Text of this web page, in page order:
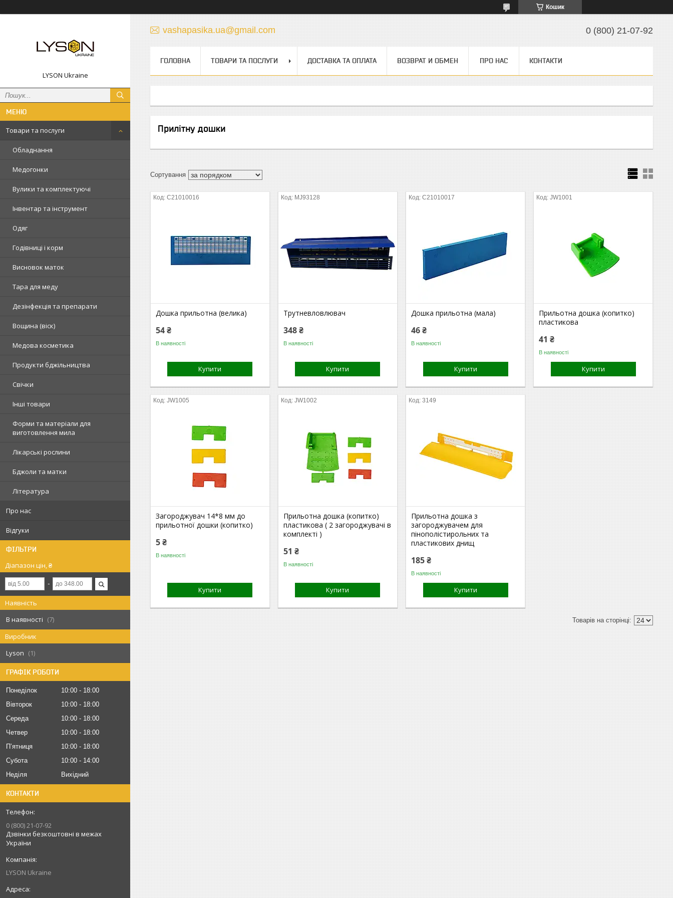
Кошик
LYSON Ukraine
Товари та послуги
Обладнання
Медогонки
Вулики та комплектуючі
Інвентар та інструмент
Одяг
Годівниці і корм
Висновок маток
Тара для меду
Дезінфекція та препарати
Вощина (віск)
Медова косметика
Продукти бджільництва
Свічки
Інші товари
Форми та матеріали для
виготовлення мила
Лікарські рослини
Бджоли та матки
Література
Про нас
Відгуки
ФІЛЬТРИ
Діапазон цін, ₴
Наявність
В наявності
7
Виробник
Lyson
1
ГРАФІК РОБОТИ
Понеділок 10:00
18:00
Вівторок
10:00
18:00
Середа
10:00
18:00
Четвер
10:00
18:00
Пʼятниця
10:00
18:00
Субота
10:00
14:00
Неділя
Вихідний
КОНТАКТИ
0 (800) 21-07-92
Дзвінки безкоштовні в межах
України
LYSON Ukraine
vashapasika.ua@gmail.com 0 (800) 21-07-92
ГОЛОВНА ТОВАРИ ТА ПОСЛУГИ ДОСТАВКА ТА ОПЛАТА ВОЗВРАТ И ОБМЕН ПРО НАС КОНТАКТИ
Прилітну дошки
C21010016
Дошка прильотна (велика)
54 ₴
В наявності
Купити
MJ93128
Трутневловлювач
348 ₴
В наявності
Купити
C21010017
Дошка прильотна (мала)
46 ₴
В наявності
Купити
JW1001
Прильотна дошка (копитко)
пластикова
41 ₴
В наявності
Купити
JW1005
Загороджувач 14*8 мм до
прильотної дошки (копитко)
5 ₴
В наявності
Купити
JW1002
Прильотна дошка (копитко)
пластикова ( 2 загороджувачі в
комплекті )
51 ₴
В наявності
Купити
3149
Прильотна дошка з
загороджувачем для
пінополістирольних та
пластикових днищ
185 ₴
В наявності
Купити